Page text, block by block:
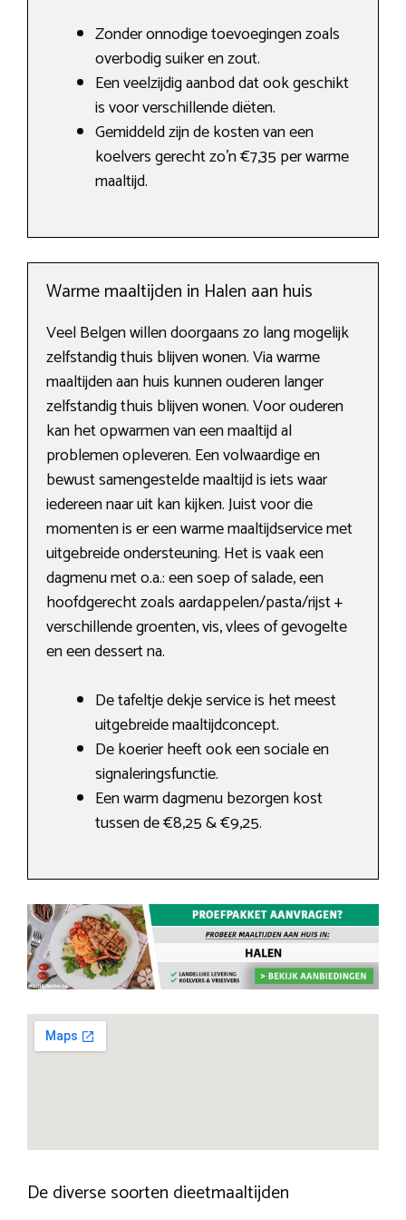
Zonder onnodige toevoegingen zoals
overbodig suiker en zout.
Een veelzijdig aanbod dat ook geschikt
is voor verschillende diëten.
Gemiddeld zijn de kosten van een
koelvers gerecht zo’n €7,35 per warme
maaltijd.
Warme maaltijden in Halen aan huis
Veel Belgen willen doorgaans zo lang mogelijk
zelfstandig thuis blijven wonen. Via warme
maaltijden aan huis kunnen ouderen langer
zelfstandig thuis blijven wonen. Voor ouderen
kan het opwarmen van een maaltijd al
problemen opleveren. Een volwaardige en
bewust samengestelde maaltijd is iets waar
iedereen naar uit kan kijken. Juist voor die
momenten is er een warme maaltijdservice met
uitgebreide ondersteuning. Het is vaak een
dagmenu met o.a.: een soep of salade, een
hoofdgerecht zoals aardappelen/pasta/rijst +
verschillende groenten, vis, vlees of gevogelte
en een dessert na.
De tafeltje dekje service is het meest
uitgebreide maaltijdconcept.
De koerier heeft ook een sociale en
signaleringsfunctie.
Een warm dagmenu bezorgen kost
tussen de €8,25 & €9,25.
De diverse soorten dieetmaaltijden